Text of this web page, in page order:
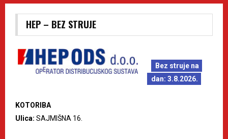
HEP – BEZ STRUJE
Bez struje na
dan: 3.8.2026.
KOTORIBA
Ulica: SAJMIŠNA 16.